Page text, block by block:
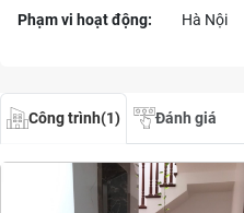
Phạm vi hoạt động:
Hà Nội
Công trình(1) Đánh giá